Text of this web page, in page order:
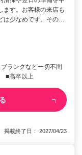
ます。お客様の来店も
は少なめです。その…
ランクなど一切不問
■高卒以上
載終了日： 2027/04/23